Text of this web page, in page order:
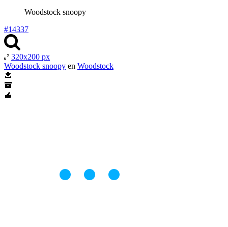
Woodstock snoopy
#14337
320x200 px
Woodstock snoopy en Woodstock